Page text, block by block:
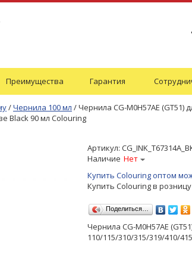
Преимущества Гарантия
/Чернила 100 мл /Чернила CG-M0H57AE (GT51)
Black 90 мл Colouring
Артикул:
Наличие Нет
Купить Colouring оптом
Купить Colouring в
Поделиться…
Чернила CG-M0H57AE
110/115/310/315/319/410/